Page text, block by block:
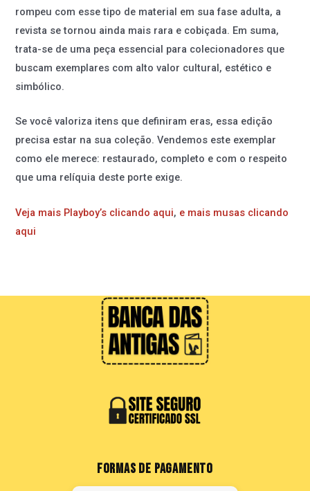
rompeu com esse tipo de material em sua fase adulta, a
revista se tornou ainda mais rara e cobiçada. Em suma,
trata-se de uma peça essencial para colecionadores que
buscam exemplares com alto valor cultural, estético e
simbólico.
Se você valoriza itens que definiram eras, essa edição
precisa estar na sua coleção. Vendemos este exemplar
como ele merece: restaurado, completo e com o respeito
que uma relíquia deste porte exige.
Veja mais Playboy’s clicando aqui, e mais musas clicando
aqui
FORMAS DE PAGAMENTO